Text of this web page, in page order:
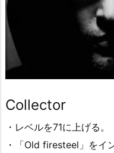
Collector
・レベルを71に上げる。
・「Old firesteel」をイ